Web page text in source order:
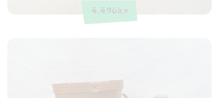
4.496kr